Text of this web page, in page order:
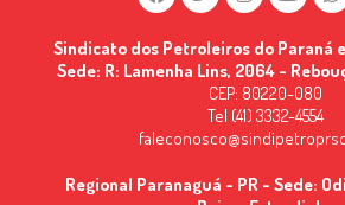
Sindicato dos Petroleiros do Paraná
Sede: R: Lamenha Lins, 2064 -
CEP: 80220-080
Tel (41) 3332-4554
Regional Paranaguá - PR - Sede: